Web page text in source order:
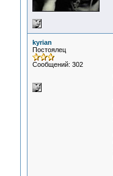
kyrian
Постоялец
Сообщений: 302